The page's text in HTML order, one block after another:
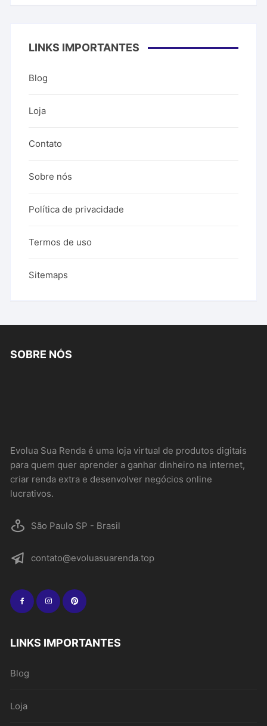
LINKS IMPORTANTES
Blog
Loja
Contato
Sobre nós
Política de privacidade
Termos de uso
Sitemaps
SOBRE NÓS
Evolua Sua Renda é uma loja virtual de produtos digitais
para quem quer aprender a ganhar dinheiro na internet,
criar renda extra e desenvolver negócios online
lucrativos.
São Paulo SP - Brasil
contato@evoluasuarenda.top
LINKS IMPORTANTES
Blog
Loja